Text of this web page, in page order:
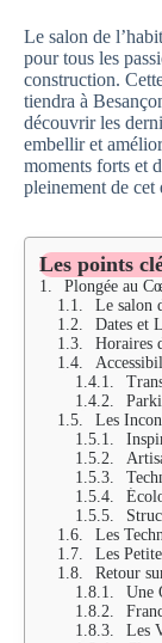
Le salon de
pour tous les
construction.
tiendra à
découvrir les
embellir et
moments forts et
pleinement de cet
Les points
Plongée au Cœur du
Le salon
Dates et
Horaires
Les
Les
Les Petites
Retour
Une
Les